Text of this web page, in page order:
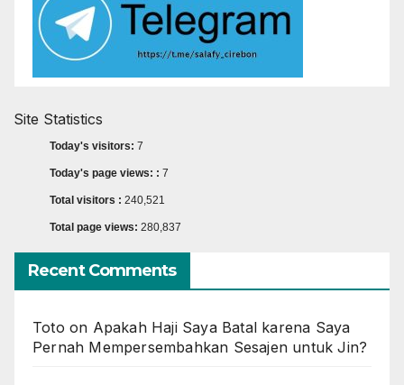
Site Statistics
Today's visitors: 7
Today's page views: : 7
Total visitors : 240,521
Total page views: 280,837
Recent Comments
Toto on Apakah Haji Saya Batal karena Saya
Pernah Mempersembahkan Sesajen untuk Jin?